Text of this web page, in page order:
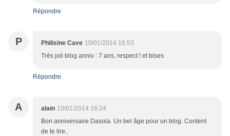
Répondre
P Philisine Cave 10/01/2014 16:53
Très joli blog anniv : 7 ans, respect ! et bises
Répondre
A alain 10/01/2014 16:24
Bon anniversaire Dasola. Un bel âge pour un blog. Content
de te lire..